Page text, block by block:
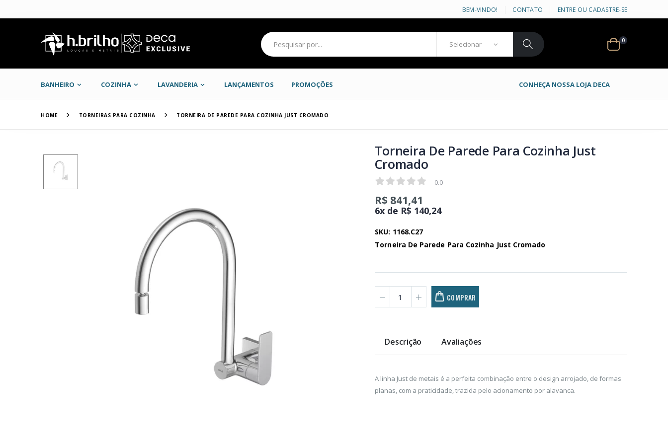
BEM-VINDO! CONTATO ENTRE OU CADASTRE-SE
0
BANHEIRO COZINHA LAVANDERIA LANÇAMENTOS PROMOÇÕES CONHEÇA NOSSA LOJA DECA
HOME TORNEIRAS PARA COZINHA TORNEIRA DE PAREDE PARA COZINHA JUST CROMADO
Torneira De Parede Para Cozinha Just
Cromado
0.0
0.0
R$ 841,41
6x de R$ 140,24
SKU: 1168.C27
Torneira De Parede Para Cozinha Just Cromado
COMPRAR
Descrição Avaliações
A linha Just de metais é a perfeita combinação entre o design arrojado, de formas
planas, com a praticidade, trazida pelo acionamento por alavanca.